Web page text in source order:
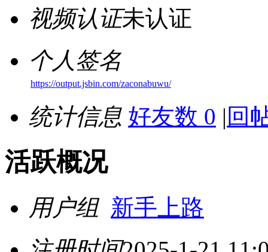
视频认证未认证
个人签名
https://output.jsbin.com/zaconabuwu/
统计信息 好友数 0 | 回
活跃概况
用户组 新手上路